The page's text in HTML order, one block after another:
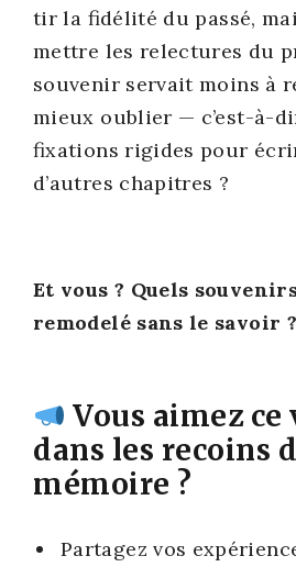
tir la fidé­li­té du pas­sé,
mettre les relec­tures du
sou­ve­nir ser­vait moins à
mieux oublier — c’est-à-
fixa­tions rigides pour
d’autres cha­pitres ?
Et vous ? Quels
remo­de­lé sans le savoir ?
Vous aimez ce
dans les recoins
mémoire ?
Par­ta­gez vos